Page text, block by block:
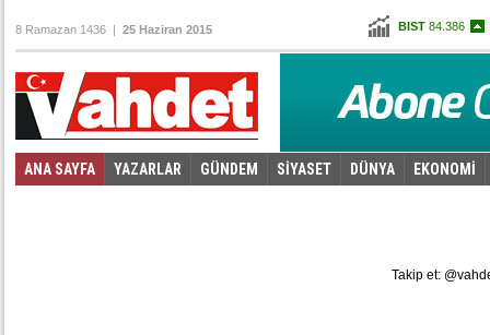
BIST 84.386
Altın100,905
Euro 2,9948
8 Ramazan 1436 | 25 Haziran 2015
ANA SAYFA YAZARLAR GÜNDEM SİYASET DÜNYA EKONOMİ
Takip et: